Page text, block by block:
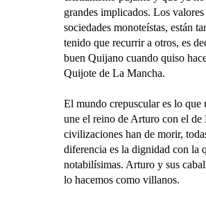
grandes implicados. Los
sociedades monoteístas, están
tenido que recurrir a otros, es
buen Quijano cuando quiso
Quijote de La Mancha.
El mundo crepuscular es lo
une el reino de Arturo con el de
civilizaciones han de morir,
diferencia es la dignidad con la
notabilísimas. Arturo y sus
lo hacemos como villanos.